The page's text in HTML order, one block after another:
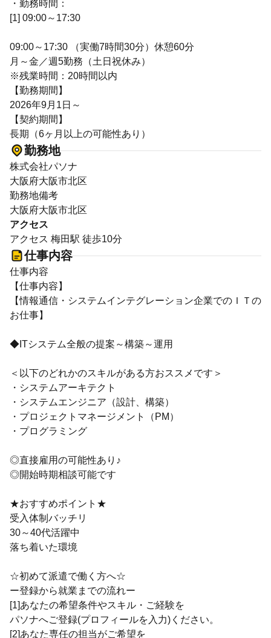
・勤務時間：
[1] 09:00～17:30
09:00～17:30 （実働7時間30分）休憩60分
月～金／週5勤務（土日祝休み）
※残業時間：20時間以内
【勤務期間】
2026年9月1日～
【契約期間】
長期（6ヶ月以上の可能性あり）
勤務地
株式会社パソナ
大阪府大阪市北区
勤務地備考
大阪府大阪市北区
アクセス
アクセス 梅田駅 徒歩10分
仕事内容
仕事内容
【仕事内容】
【情報通信・システムインテグレーション企業でのＩＴの
お仕事】
◆ITシステム全般の提案～構築～運用
＜以下のどれかのスキルがある方おススメです＞
・システムアーキテクト
・システムエンジニア（設計、構築）
・プロジェクトマネージメント（PM）
・プログラミング
◎直接雇用の可能性あり♪
◎開始時期相談可能です
★おすすめポイント★
受入体制バッチリ
30～40代活躍中
落ち着いた環境
☆初めて派遣で働く方へ☆
ー登録から就業までの流れー
[1]あなたの希望条件やスキル・ご経験を
パソナへご登録(プロフィールを入力)ください。
[2]あなた専任の担当がご希望を